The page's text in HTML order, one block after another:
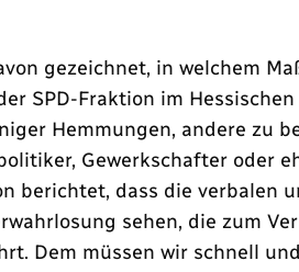
gezeichnet, in welchem
SPD-Fraktion im
Hemmungen, andere zu
Gewerkschafter
berichtet, dass die
sehen, die zum
Dem müssen wir schnell